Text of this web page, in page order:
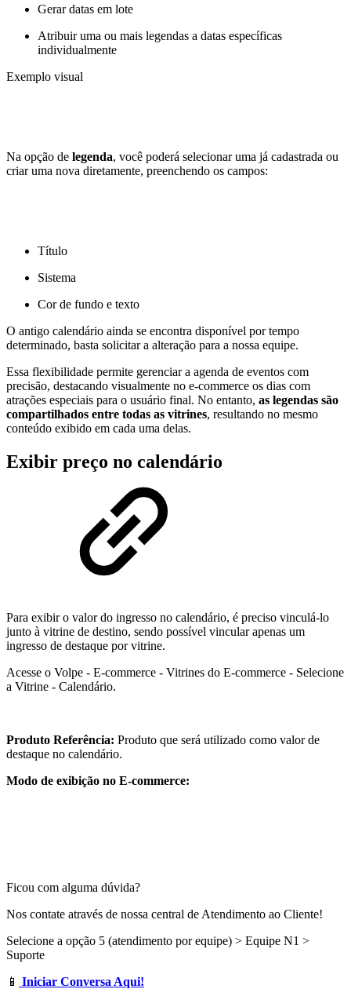
Gerar datas em lote
Atribuir uma ou mais legendas a datas específicas
individualmente
Exemplo visual
Na opção de legenda, você poderá selecionar uma já cadastrada ou
criar uma nova diretamente, preenchendo os campos:
Título
Sistema
Cor de fundo e texto
O antigo calendário ainda se encontra disponível por tempo
determinado, basta solicitar a alteração para a nossa equipe.
Essa flexibilidade permite gerenciar a agenda de eventos com
precisão, destacando visualmente no e-commerce os dias com
atrações especiais para o usuário final. No entanto, as legendas são
compartilhados entre todas as vitrines, resultando no mesmo
conteúdo exibido em cada uma delas.
Exibir preço no calendário
Para exibir o valor do ingresso no calendário, é preciso vinculá-lo
junto à vitrine de destino, sendo possível vincular apenas um
ingresso de destaque por vitrine.
Acesse o Volpe - E-commerce - Vitrines do E-commerce - Selecione
a Vitrine - Calendário.
Produto Referência: Produto que será utilizado como valor de
destaque no calendário.
Modo de exibição no E-commerce:
Ficou com alguma dúvida?
Nos contate através de nossa central de Atendimento ao Cliente!
Selecione a opção 5 (atendimento por equipe) > Equipe N1 >
Suporte
📱 Iniciar Conversa Aqui!